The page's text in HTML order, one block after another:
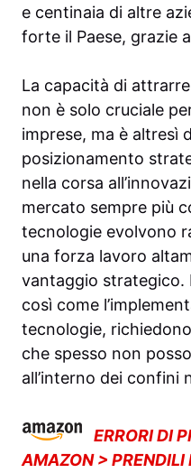
e centinaia di altre
forte il Paese, grazie
La capacità di
non è solo cruciale
imprese, ma è altresì
posizionamento
nella corsa
mercato sempre più
tecnologie evolvono
una forza lavoro
vantaggio strategico.
così come
tecnologie,
che spesso non
all’interno dei confini
ERRORI DI
AMAZON > PRENDILI